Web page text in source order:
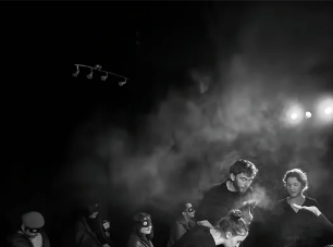
o femeie dură și sigură pe sine, în
plan de carieră, dar în realitate extrem
protectoare, și un bărbat sincer și loial,
care-i scrie poezii și are o încredere
propriile convingeri, chiar și atunci